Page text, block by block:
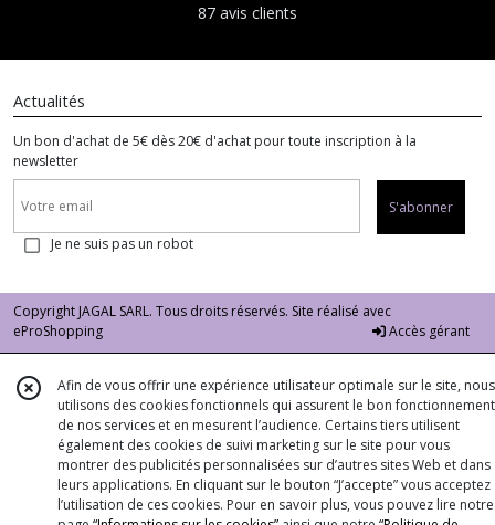
87 avis clients
Actualités
Un bon d'achat de 5€ dès 20€ d'achat pour toute inscription à la
newsletter
S'abonner
Je ne suis pas un robot
Copyright JAGAL SARL. Tous droits réservés. Site réalisé avec
eProShopping
Accès gérant
Afin de vous offrir une expérience utilisateur optimale sur le site, nous
utilisons des cookies fonctionnels qui assurent le bon fonctionnement
de nos services et en mesurent l’audience. Certains tiers utilisent
également des cookies de suivi marketing sur le site pour vous
montrer des publicités personnalisées sur d’autres sites Web et dans
leurs applications. En cliquant sur le bouton “J’accepte” vous acceptez
l’utilisation de ces cookies. Pour en savoir plus, vous pouvez lire notre